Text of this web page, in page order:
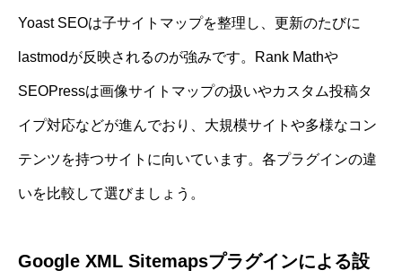
Yoast SEOは子サイトマップを整理し、更新のたびに
lastmodが反映されるのが強みです。Rank Mathや
SEOPressは画像サイトマップの扱いやカスタム投稿タ
イプ対応などが進んでおり、大規模サイトや多様なコン
テンツを持つサイトに向いています。各プラグインの違
いを比較して選びましょう。
Google XML Sitemapsプラグインによる設